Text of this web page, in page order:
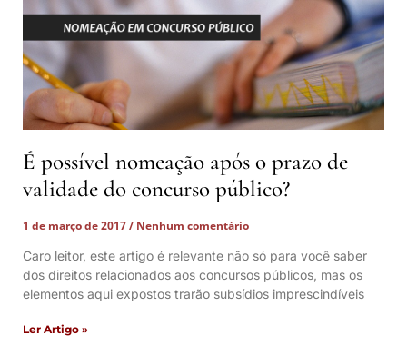
É possível nomeação após o prazo de
validade do concurso público?
1 de março de 2017
Nenhum comentário
Caro leitor, este artigo é relevante não só para você saber
dos direitos relacionados aos concursos públicos, mas os
elementos aqui expostos trarão subsídios imprescindíveis
Ler Artigo »